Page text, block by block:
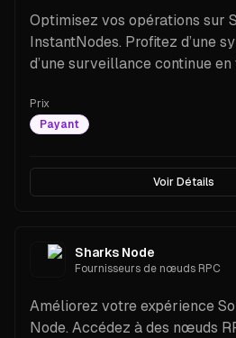
Optimisez vos opérations sur
InstantNodes. Profitez d’une
d’une surveillance continue en
Prix
Payant
Voir Détails
Sharks Node
Fournisseurs de nœuds RPC
Améliorez votre expérience
Node. Accédez à des nœuds